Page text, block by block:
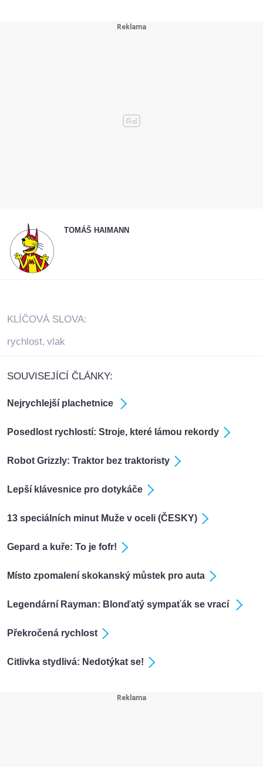
TOMÁŠ HAIMANN
KLÍČOVÁ SLOVA:
rychlost, vlak
SOUVISEJÍCÍ ČLÁNKY:
Nejrychlejší plachetnice
Posedlost rychlostí: Stroje, které lámou rekordy
Robot Grizzly: Traktor bez traktoristy
Lepší klávesnice pro dotykáče
13 speciálních minut Muže v oceli (ČESKY)
Gepard a kuře: To je fofr!
Místo zpomalení skokanský můstek pro auta
Legendární Rayman: Blonďatý sympaťák se vrací
Překročená rychlost
Citlivka stydlivá: Nedotýkat se!